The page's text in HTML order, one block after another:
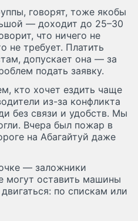
говорят, тоже якобы
— доходит до 25–30
что ничего не
не требует. Платить
допускает она — за
подать заявку.
кто хочет ездить чаще
из-за конфликта
без связи и удобств. Мы
Вчера был пожар в
на Абагайтуй даже
— заложники
могут оставить машины
по спискам или